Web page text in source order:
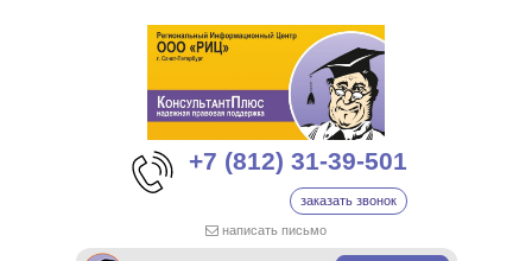
+7 (812) 31-39-501
заказать звонок
написать письмо